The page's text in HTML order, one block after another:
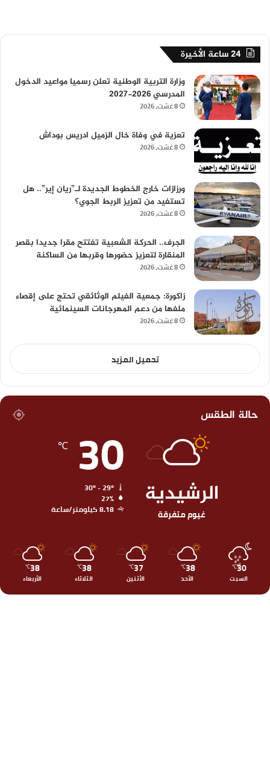
24 ساعة الأخيرة
وزارة التربية الوطنية تعلن رسميا مواعيد الدخول
المدرسي 2026-2027
8 غشت، 2026
تعزية في وفاة خال الزميل ادريس بوداش
8 غشت، 2026
ورزازات خارج الخطوط الجديدة لـ”ريان إير”.. هل
تستفيد من تعزيز الربط الجوي؟
8 غشت، 2026
الجرف.. الحركة الشعبية تفتتح مقرا جديدا بقصر
المنقارة لتعزيز حضورها وقربها من الساكنة
8 غشت، 2026
زاكورة: جمعية الفيلم الوثائقي تحتج على إقصاء
ملفها من دعم المهرجانات السينمائية
8 غشت، 2026
تحميل المزيد
حالة الطقس
الرشيدية
غيوم متفرقة
30
℃
27%
8.18 كيلومتر/ساعة
30
℃
السبت
38
℃
الأحد
37
℃
الأثنين
38
℃
الثلاثاء
38
℃
الأربعاء